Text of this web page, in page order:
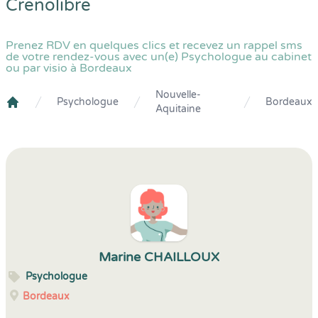
Crenolibre
Prenez RDV en quelques clics et recevez un rappel sms
de votre rendez-vous avec un(e) Psychologue au cabinet
ou par visio à Bordeaux
Psychologue
Nouvelle-
Aquitaine
Bordeaux
Marine CHAILLOUX
Psychologue
Bordeaux